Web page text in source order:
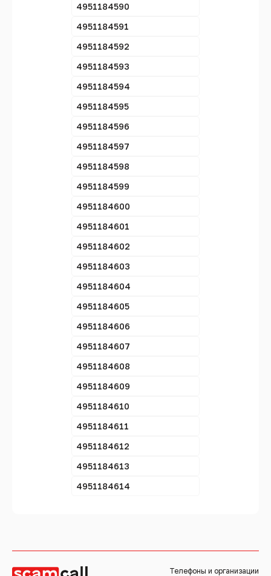
4951184590
4951184591
4951184592
4951184593
4951184594
4951184595
4951184596
4951184597
4951184598
4951184599
4951184600
4951184601
4951184602
4951184603
4951184604
4951184605
4951184606
4951184607
4951184608
4951184609
4951184610
4951184611
4951184612
4951184613
4951184614
Телефоны и организации